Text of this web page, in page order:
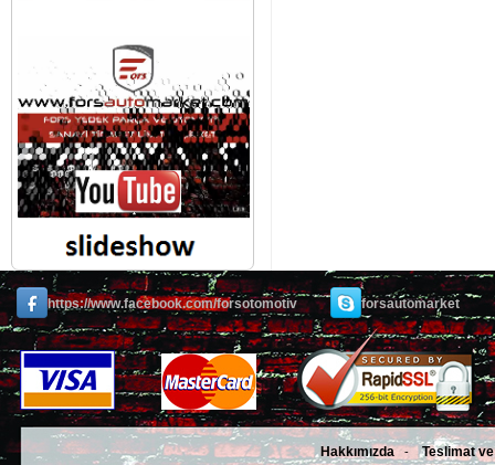
https://www.facebook.com/forsotomotiv forsautomarket
Hakkımızda-Teslimat ve